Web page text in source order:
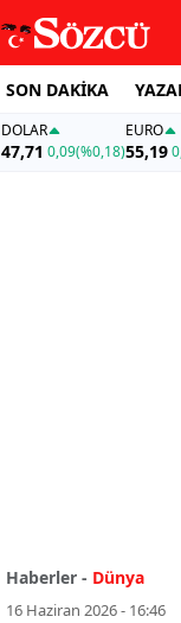
SON DAKİKA
DOLAR
47,71 0,09(%0,18)
EURO
55,19
Haberler - Dünya
16 Haziran 2026 - 16:46